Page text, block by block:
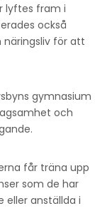
lyftes fram i
också
näringsliv för att
gymnasium
och
får träna upp
som de har
anställda i